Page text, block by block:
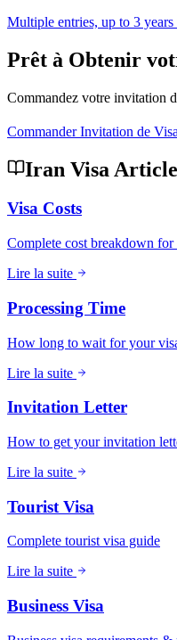
Multiple entries, up to 3
Prêt à Obtenir
Commandez votre invitation
Commander Invitation de
Iran Visa
Visa Costs
Complete cost breakdown
Lire la suite
Processing Time
How long to wait for your
Lire la suite
Invitation Letter
How to get your invitation
Lire la suite
Tourist Visa
Complete tourist visa guide
Lire la suite
Business Visa